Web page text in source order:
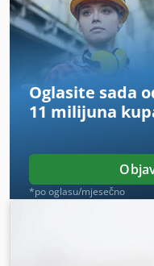
Oglasite sada
11 milijuna
*po oglasu/mjesečno